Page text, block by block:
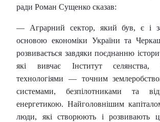
ради Роман Сущенко сказав:
— Аграрний сектор, який був, є і
основою економіки України та
розвивається завдяки поєднанню
які вивчає Інститут селянства,
технологіями — точним
системами, безпілотниками та
енергетикою. Найголовнішим
люди, які створюють і розвивають